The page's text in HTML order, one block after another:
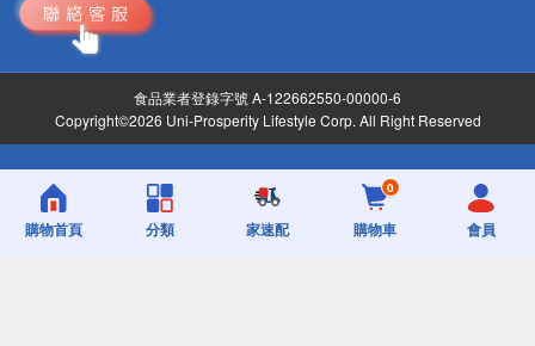
食品業者登錄字號 A-122662550-00000-6
Copyright©2026 Uni-Prosperity Lifestyle Corp. All Right Reserved
購物首頁 分類 家速配
0
購物車 會員